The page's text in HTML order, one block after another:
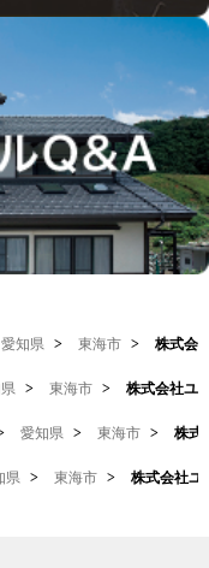
愛知県 > 東海市 > 株式会
> 東海市 > 株式会社ユ
愛知県 > 東海市 > 株式
県 > 東海市 > 株式会社ユ